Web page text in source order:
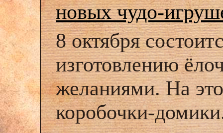
новых чудо-
8 октября
изготовлению
желаниями. На
коробочки-